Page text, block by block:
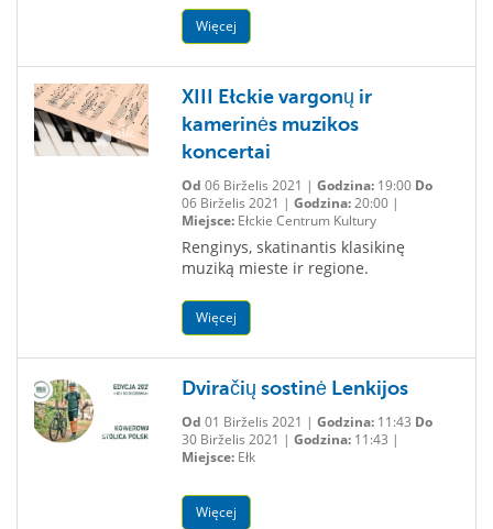
Więcej
XIII Ełckie vargonų ir
kamerinės muzikos
koncertai
Od 06 Birželis 2021 | Godzina:19:00 Do
06 Birželis 2021 | Godzina:20:00 |
Miejsce:Ełckie Centrum Kultury
Renginys, skatinantis klasikinę
muziką mieste ir regione.
Więcej
Dviračių sostinė Lenkijos
Od 01 Birželis 2021 | Godzina:11:43 Do
30 Birželis 2021 | Godzina:11:43 |
Miejsce:Ełk
Więcej